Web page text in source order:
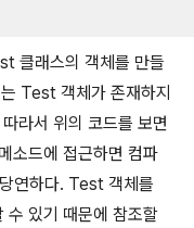
클래스의 객체를 만들
Test 객체가 존재하지
라서 위의 코드를 보면
소드에 접근하면 컴파
연하다. Test 객체를
있기 때문에 참조할